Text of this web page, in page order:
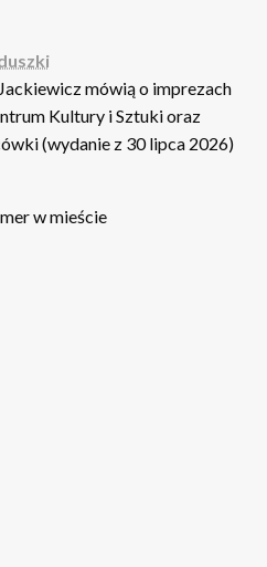
mówią o imprezach
Kultury i Sztuki oraz
(wydanie z 30 lipca 2026)
w mieście